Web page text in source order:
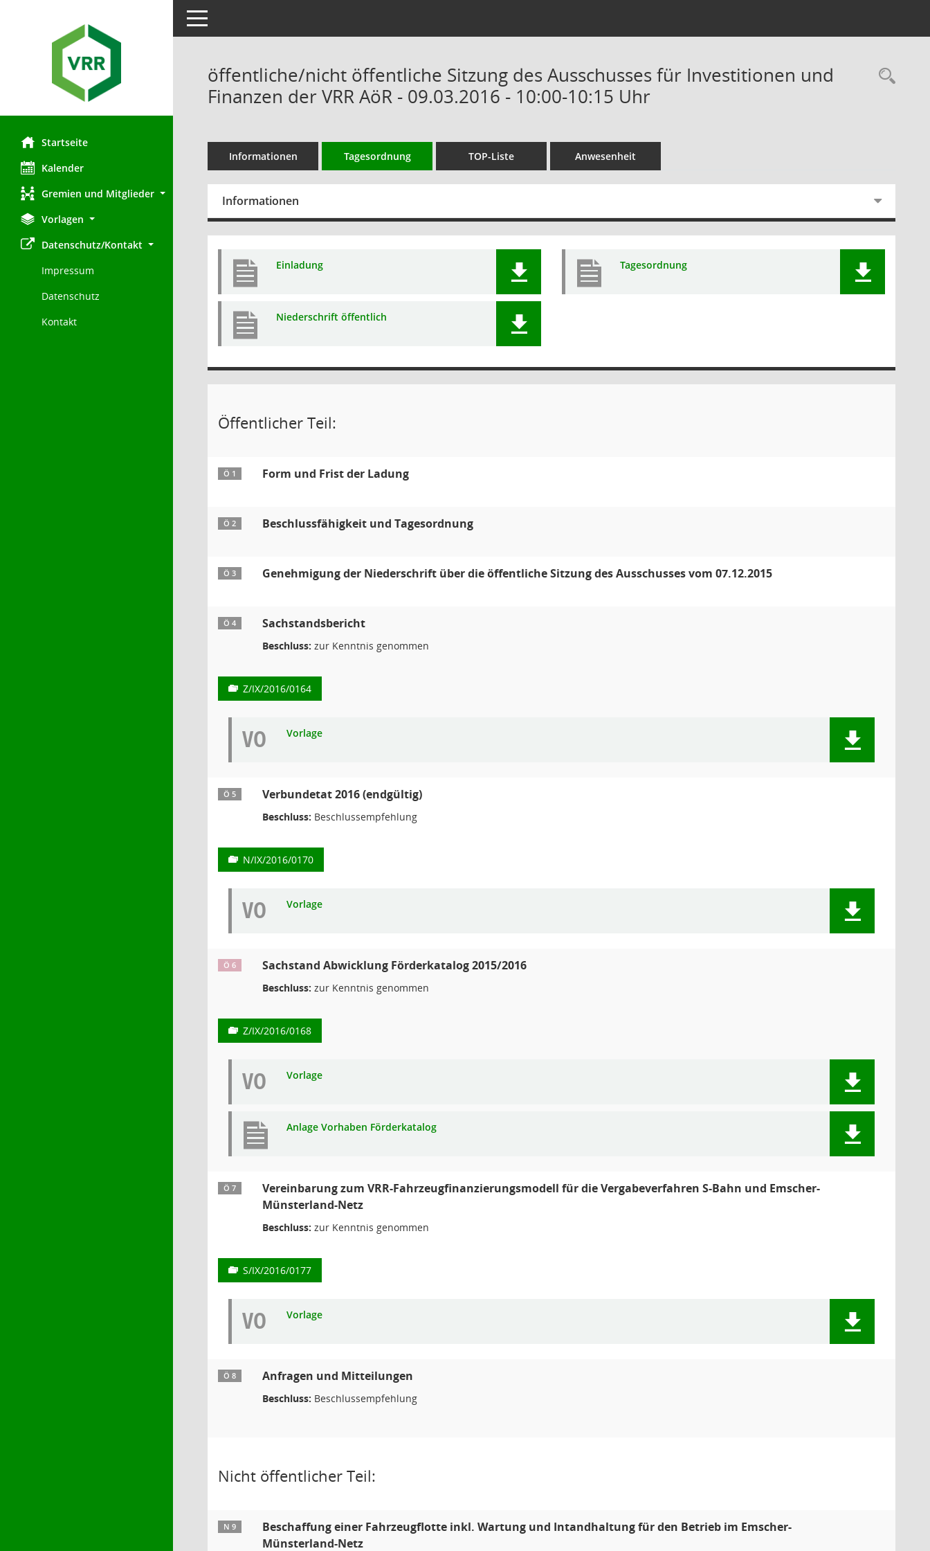
Startseite
Kalender
Gremien und Mitglieder
Vorlagen
Datenschutz/Kontakt
Impressum
Datenschutz
Kontakt
Toggle navigation
öffentliche/nicht öffentliche Sitzung des Ausschusses für Investitionen und
Finanzen der VRR AöR - 09.03.2016 - 10:00-10:15 Uhr
Informationen Tagesordnung TOP-Liste Anwesenheit
Informationen
Einladung Tagesordnung
Niederschrift öffentlich
Öffentlicher Teil:
Ö 1 Form und Frist der Ladung
Ö 2 Beschlussfähigkeit und Tagesordnung
Ö 3 Genehmigung der Niederschrift über die öffentliche Sitzung des Ausschusses vom 07.12.2015
Ö 4 Sachstandsbericht
Beschluss: zur Kenntnis genommen
Z/IX/2016/0164
VO Vorlage
Ö 5 Verbundetat 2016 (endgültig)
Beschluss: Beschlussempfehlung
N/IX/2016/0170
VO Vorlage
Ö 6 Sachstand Abwicklung Förderkatalog 2015/2016
Beschluss: zur Kenntnis genommen
Z/IX/2016/0168
VO Vorlage
Anlage Vorhaben Förderkatalog
Ö 7
Vereinbarung zum VRR-Fahrzeugfinanzierungsmodell für die Vergabeverfahren S-Bahn und Emscher-
Münsterland-Netz
Beschluss: zur Kenntnis genommen
S/IX/2016/0177
VO Vorlage
Ö 8 Anfragen und Mitteilungen
Beschluss: Beschlussempfehlung
Nicht öffentlicher Teil:
N 9
Beschaffung einer Fahrzeugflotte inkl. Wartung und Intandhaltung für den Betrieb im Emscher-
Münsterland-Netz